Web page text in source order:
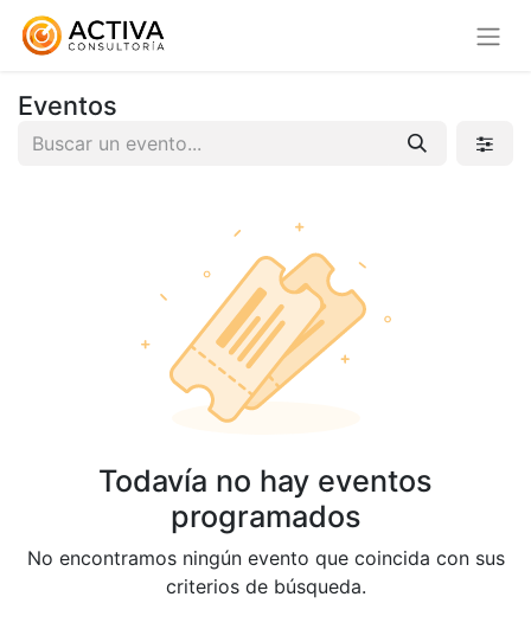
Eventos
Todavía no hay eventos
programados
No encontramos ningún evento que coincida con sus
criterios de búsqueda.